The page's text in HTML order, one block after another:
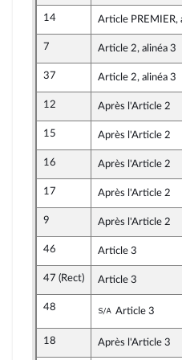
14 Article PREMIER,
7 Article 2, alinéa 3
37 Article 2, alinéa 3
12 Après l'Article 2
15 Après l'Article 2
16 Après l'Article 2
17 Après l'Article 2
9 Après l'Article 2
46 Article 3
47 (Rect) Article 3
48 Sous-
Article 3
18 Après l'Article 3